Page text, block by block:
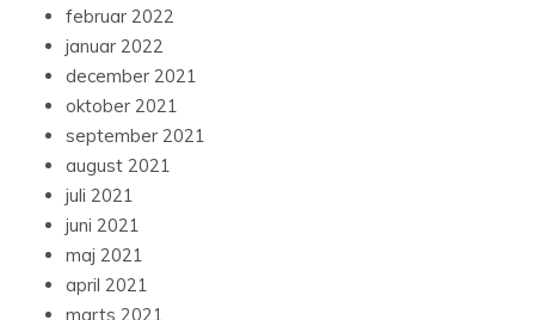
februar 2022
januar 2022
december 2021
oktober 2021
september 2021
august 2021
juli 2021
juni 2021
maj 2021
april 2021
marts 2021